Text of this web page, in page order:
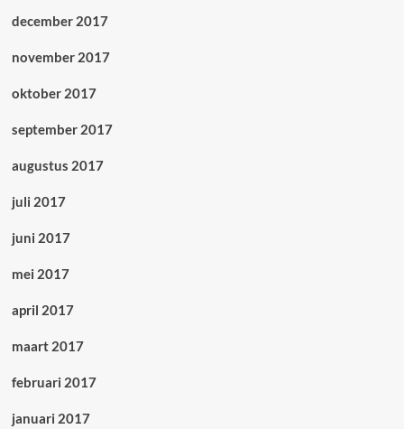
december 2017
november 2017
oktober 2017
september 2017
augustus 2017
juli 2017
juni 2017
mei 2017
april 2017
maart 2017
februari 2017
januari 2017